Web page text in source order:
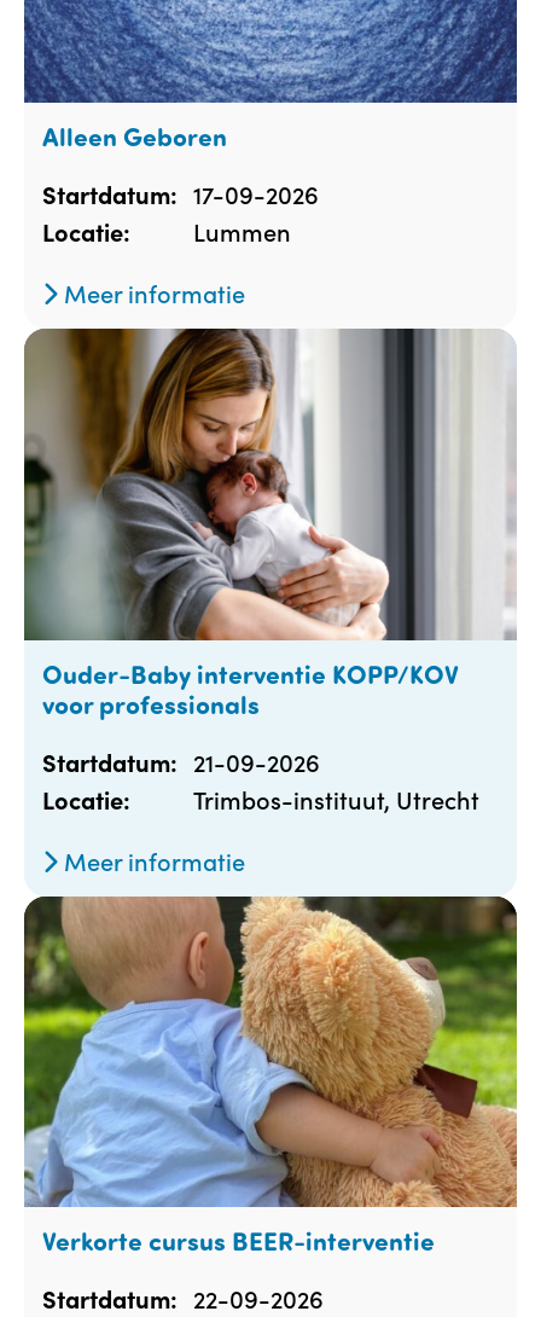
Alleen Geboren
Startdatum: 17-09-2026
Locatie:
Lummen
Meer informatie
Ouder-Baby interventie KOPP/KOV
voor professionals
Startdatum: 21-09-2026
Locatie:
Trimbos-instituut, Utrecht
Meer informatie
Verkorte cursus BEER-interventie
Startdatum: 22-09-2026